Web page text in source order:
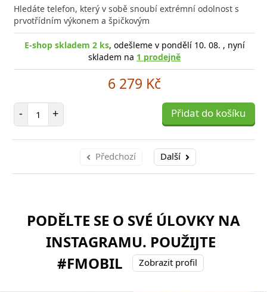
Hledáte telefon, který v sobě snoubí extrémní odolnost s
prvotřídním výkonem a špičkovým
E-shop skladem 2 ks, odešleme v pondělí 10. 08. , nyní
skladem na 1 prodejně
6 279 Kč
- Počet položek
+ Přidat do košíku
Předchozí Další
PODĚLTE SE O SVÉ ÚLOVKY NA
INSTAGRAMU. POUŽIJTE
#FMOBIL
Zobrazit profil